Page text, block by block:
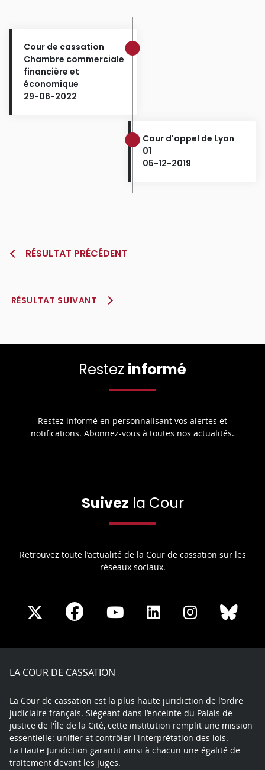
Cour de cassation
Chambre commerciale
financière et
économique
29-06-2022
Cour d'appel de Lyon
01
05-12-2019
RÉSULTAT PRÉCÉDENT
RÉSULTAT SUIVANT
Restez informé
Restez informé en personnalisant vos alertes et
notifications. Abonnez-vous à toutes nos actualités.
Suivez la Cour
Retrouvez toute l’actualité de la Cour de cassation sur les
réseaux sociaux.
Share
X
Share
Facebook
Share
Youtube
Share
LinkedIn
Share
Instagram
LA COUR DE CASSATION
La Cour de cassation est la plus haute juridiction de l’ordre
judiciaire français. Siégeant dans l’enceinte du Palais de
justice de l'Île de la Cité, cette institution remplit une mission
essentielle: unifier et contrôler l'interprétation des lois.
La Haute Juridiction garantit ainsi à chacun une égalité de
traitement devant les juges.